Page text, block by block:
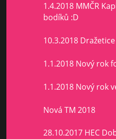
1.4.2018 MMČR
bodíků :D
10.3.2018
1.1.2018 Nový rok
1.1.2018 Nový rok
Nová TM 2018
28.10.2017 HEC